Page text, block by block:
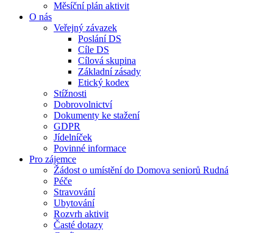
Měsíční plán aktivit
O nás
Veřejný závazek
Poslání DS
Cíle DS
Cílová skupina
Základní zásady
Etický kodex
Stížnosti
Dobrovolnictví
Dokumenty ke stažení
GDPR
Jídelníček
Povinné informace
Pro zájemce
Žádost o umístění do Domova seniorů Rudná
Péče
Stravování
Ubytování
Rozvrh aktivit
Časté dotazy